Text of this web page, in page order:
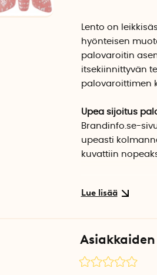
Lento on
hyönteisen
palovaroitin
itsekiinnittyvän
palovaroittimen
Upea sijoitus
Brandinfo.se-
upeasti
kuvattiin
EN14604:2005
Videolla näkyy